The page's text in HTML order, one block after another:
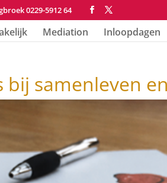
0229-5912 64
Mediation Inloopdagen
bij samenleven